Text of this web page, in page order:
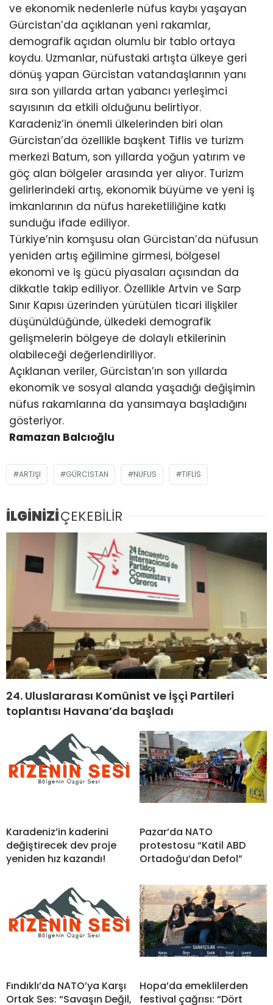
ve ekonomik nedenlerle nüfus kaybı yaşayan
Gürcistan’da açıklanan yeni rakamlar,
demografik açıdan olumlu bir tablo ortaya
koydu. Uzmanlar, nüfustaki artışta ülkeye geri
dönüş yapan Gürcistan vatandaşlarının yanı
sıra son yıllarda artan yabancı yerleşimci
sayısının da etkili olduğunu belirtiyor.
Karadeniz’in önemli ülkelerinden biri olan
Gürcistan’da özellikle başkent Tiflis ve turizm
merkezi Batum, son yıllarda yoğun yatırım ve
göç alan bölgeler arasında yer alıyor. Turizm
gelirlerindeki artış, ekonomik büyüme ve yeni iş
imkanlarının da nüfus hareketliliğine katkı
sunduğu ifade ediliyor.
Türkiye’nin komşusu olan Gürcistan’da nüfusun
yeniden artış eğilimine girmesi, bölgesel
ekonomi ve iş gücü piyasaları açısından da
dikkatle takip ediliyor. Özellikle Artvin ve Sarp
Sınır Kapısı üzerinden yürütülen ticari ilişkiler
düşünüldüğünde, ülkedeki demografik
gelişmelerin bölgeye de dolaylı etkilerinin
olabileceği değerlendiriliyor.
Açıklanan veriler, Gürcistan’ın son yıllarda
ekonomik ve sosyal alanda yaşadığı değişimin
nüfus rakamlarına da yansımaya başladığını
gösteriyor.
Ramazan Balcıoğlu
ARTIŞI GÜRCISTAN NUFUS TIFLIS
İLGİNİZİÇEKEBİLİR
24. Uluslararası Komünist ve İşçi Partileri
toplantısı Havana’da başladı
Karadeniz’in kaderini
değiştirecek dev proje
yeniden hız kazandı!
Pazar’da NATO
protestosu “Katil ABD
Ortadoğu’dan Defol”
Fındıklı’da NATO’ya Karşı
Ortak Ses: “Savaşın Değil,
Hopa’da emeklilerden
festival çağrısı: “Dört